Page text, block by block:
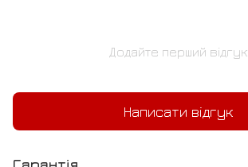
Додайте перший відгук
Написати відгук